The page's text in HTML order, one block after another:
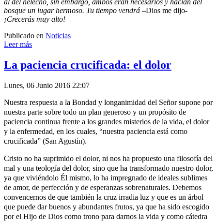
al del helecho, sin embargo, ambos eran necesarios y hacían del
bosque un lugar hermoso. Tu tiempo vendrá –Dios me dijo-
¡Crecerás muy alto!
Publicado en Noticias
Leer más
La paciencia crucificada: el dolor
Lunes, 06 Junio 2016 22:07
Nuestra respuesta a la Bondad y longanimidad del Señor supone por
nuestra parte sobre todo un plan generoso y un propósito de
paciencia continua frente a los grandes misterios de la vida, el dolor
y la enfermedad, en los cuales, “nuestra paciencia está como
crucificada” (San Agustín).
Cristo no ha suprimido el dolor, ni nos ha propuesto una filosofía del
mal y una teología del dolor, sino que ha transformado nuestro dolor,
ya que viviéndolo Él mismo, lo ha impregnado de ideales sublimes
de amor, de perfección y de esperanzas sobrenaturales. Debemos
convencernos de que también la cruz irradia luz y que es un árbol
que puede dar buenos y abundantes frutos, ya que ha sido escogido
por el Hijo de Dios como trono para darnos la vida y como cátedra